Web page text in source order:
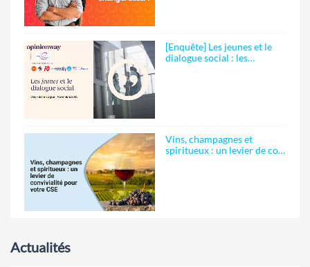
[Enquête] Les jeunes et le
dialogue social : les…
Vins, champagnes et
spiritueux : un levier de co…
Actualités